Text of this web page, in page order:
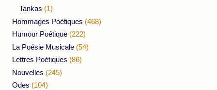
Tankas (1)
Hommages Poétiques (468)
Humour Poétique (222)
La Poésie Musicale (54)
Lettres Poétiques (86)
Nouvelles (245)
Odes (104)